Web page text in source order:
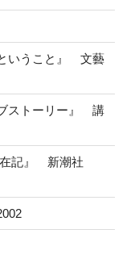
いうこと』 文藝
ストーリー』 講
在記』 新潮社